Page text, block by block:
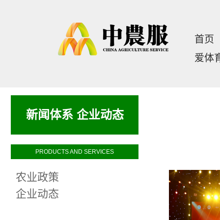
首页
爱体
新闻体系 企业动态
PRODUCTS AND SERVICES
农业政策
企业动态